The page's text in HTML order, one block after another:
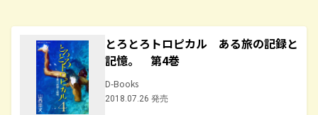
とろとろトロピカル ある旅の記録と
記憶。 第4巻
D-Books
2018.07.26 発売